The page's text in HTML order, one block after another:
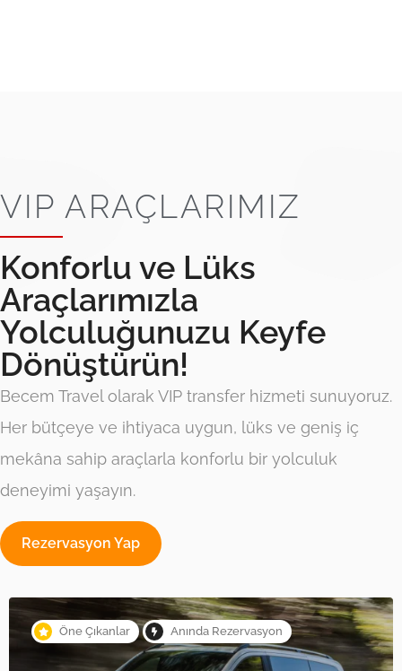
VIP ARAÇLARIMIZ
Konforlu ve Lüks
Araçlarımızla
Yolculuğunuzu Keyfe
Dönüştürün!
Becem Travel olarak VIP transfer hizmeti sunuyoruz.
Her bütçeye ve ihtiyaca uygun, lüks ve geniş iç
mekâna sahip araçlarla konforlu bir yolculuk
deneyimi yaşayın.
Rezervasyon Yap
Öne Çıkanlar Anında Rezervasyon